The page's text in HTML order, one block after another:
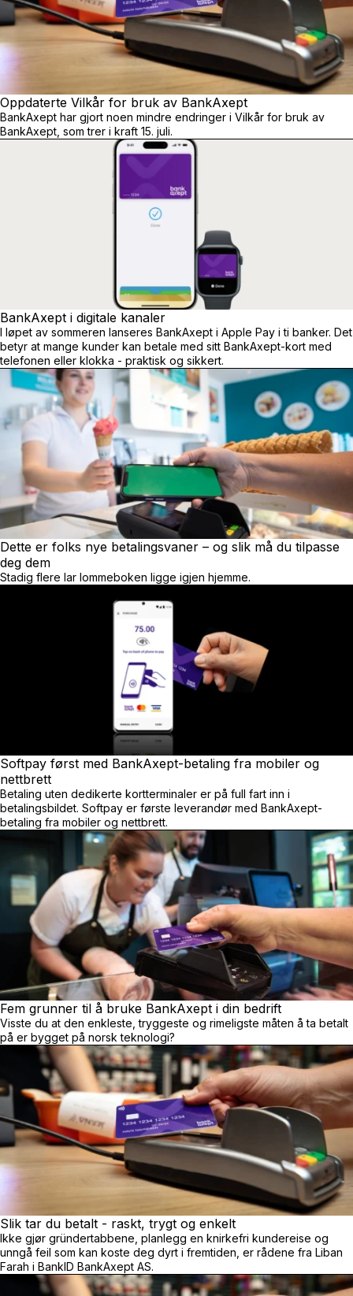
Oppdaterte Vilkår for bruk av BankAxept
BankAxept har gjort noen mindre endringer i Vilkår for bruk av
BankAxept, som trer i kraft 15. juli.
BankAxept i digitale kanaler
I løpet av sommeren lanseres BankAxept i Apple Pay i ti banker. Det
betyr at mange kunder kan betale med sitt BankAxept-kort med
telefonen eller klokka - praktisk og sikkert.
Dette er folks nye betalingsvaner – og slik må du tilpasse
deg dem
Stadig flere lar lommeboken ligge igjen hjemme.
Softpay først med BankAxept-betaling fra mobiler og
nettbrett
Betaling uten dedikerte kortterminaler er på full fart inn i
betalingsbildet. Softpay er første leverandør med BankAxept-
betaling fra mobiler og nettbrett.
Fem grunner til å bruke BankAxept i din bedrift
Visste du at den enkleste, tryggeste og rimeligste måten å ta betalt
på er bygget på norsk teknologi?
Slik tar du betalt - raskt, trygt og enkelt
Ikke gjør gründertabbene, planlegg en knirkefri kundereise og
unngå feil som kan koste deg dyrt i fremtiden, er rådene fra Liban
Farah i BankID BankAxept AS.